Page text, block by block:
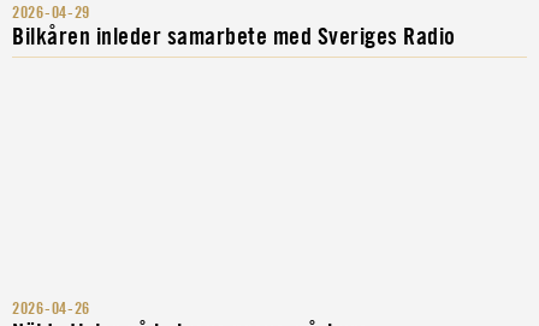
2026-04-29
Bilkåren inleder samarbete med Sveriges Radio
2026-04-26